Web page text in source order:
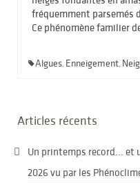
fréquemment parsemés
Ce phénomène familier
Algues, Enneigement,
Articles récents
Un printemps record… et
2026 vu par les